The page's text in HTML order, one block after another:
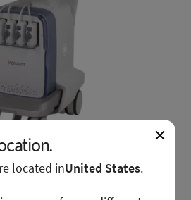
but this form is
located inUnited States.